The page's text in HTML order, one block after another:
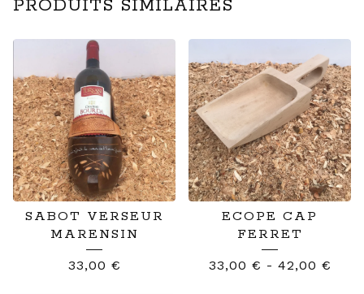
PRODUITS SIMILAIRES
SABOT VERSEUR
MARENSIN
33,00 €
ECOPE CAP
FERRET
33,00 € - 42,00 €